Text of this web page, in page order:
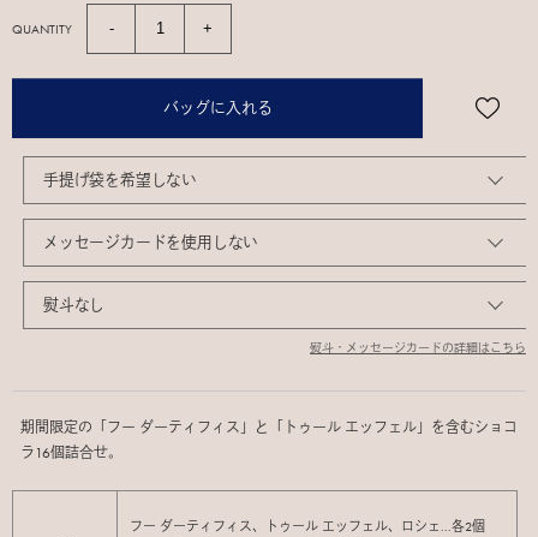
QUANTITY
バッグに入れる
熨斗・メッセージカードの詳細はこちら
期間限定の「フー ダーティフィス」と「トゥール エッフェル」を含むショコ
ラ16個詰合せ。
フー ダーティフィス、トゥール エッフェル、ロシェ...各2個